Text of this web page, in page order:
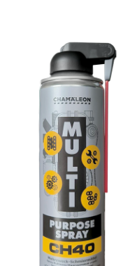
ВИНИЛА И КОЖИ